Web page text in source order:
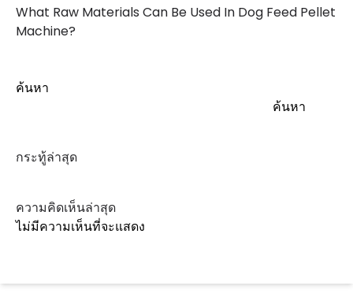
What Raw Materials Can Be Used In Dog Feed Pellet
Machine?
ค้นหา
ค้นหา
กระทู้ล่าสุด
ความคิดเห็นล่าสุด
ไม่มีความเห็นที่จะแสดง